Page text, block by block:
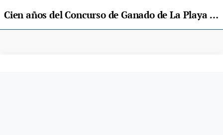
Cien años del Concurso de Ganado de La Playa de Ribadesella